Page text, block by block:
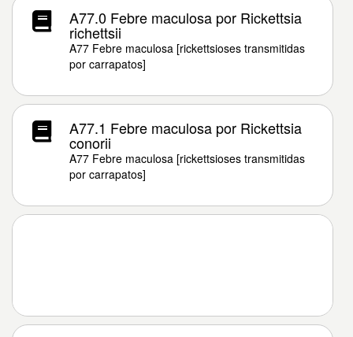
A77.0 Febre maculosa por Rickettsia
richettsii
A77 Febre maculosa [rickettsioses transmitidas
por carrapatos]
A77.1 Febre maculosa por Rickettsia
conorii
A77 Febre maculosa [rickettsioses transmitidas
por carrapatos]